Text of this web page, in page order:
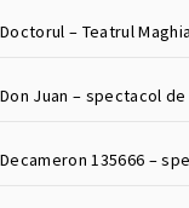
Doctorul – Teatrul
Don Juan – spectacol
Decameron 135666 –